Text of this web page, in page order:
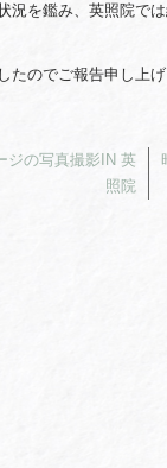
況を鑑み、英照院で
のでご報告申し上げ
ジの写真撮影IN 英
照院